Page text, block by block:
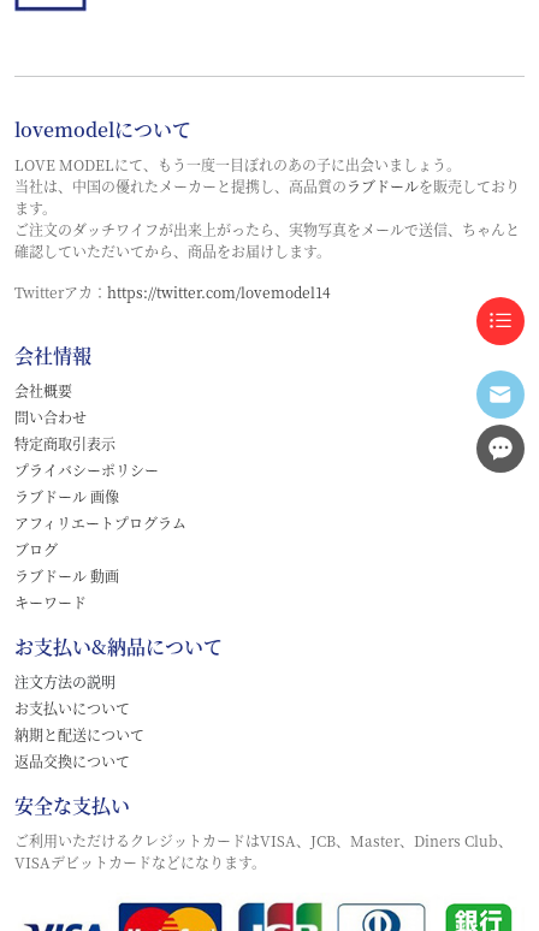
lovemodelについて
LOVE MODELにて、もう一度一目ぼれのあの子に出会いましょう。
当社は、中国の優れたメーカーと提携し、高品質のラブドールを販売しており
ます。
ご注文のダッチワイフが出来上がったら、実物写真をメールで送信、ちゃんと
確認していただいてから、商品をお届けします。
Twitterアカ： https://twitter.com/lovemodel14
会社情報
会社概要
問い合わせ
特定商取引表示
プライバシーポリシー
ラブドール 画像
アフィリエートプログラム
ブログ
ラブドール 動画
キーワード
お支払い&納品について
注文方法の説明
お支払いについて
納期と配送について
返品交換について
安全な支払い
ご利用いただけるクレジットカードはVISA、JCB、Master、Diners Club、
VISAデビットカードなどになります。